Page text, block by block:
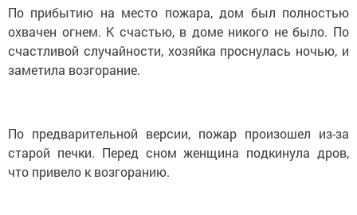
По прибытию на место пожара, дом был полностью
охвачен огнем. К счастью, в доме никого не было. По
счастливой случайности, хозяйка проснулась ночью, и
заметила возгорание.
По предварительной версии, пожар произошел из-за
старой печки. Перед сном женщина подкинула дров,
что привело к возгоранию.